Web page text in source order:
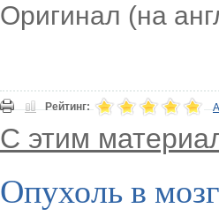
Оригинал (на
Рейтинг:
С этим
Опухоль в